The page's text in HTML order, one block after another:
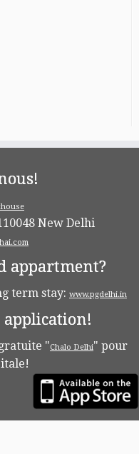
New Delhi
appartment?
term stay: www.pgdelhi.in
application!
"Chalo Delhi" pour